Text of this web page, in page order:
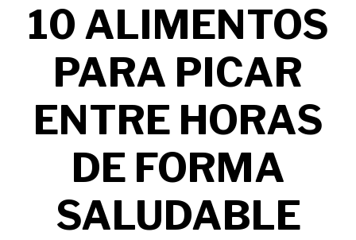
10 ALIMENTOS
PARA PICAR
ENTRE HORAS
DE FORMA
SALUDABLE